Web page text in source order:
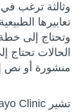
وثالثة ترغب
تعابيرها
وتحتاج إلى
الحالات تحتاج
منشورة أو نص